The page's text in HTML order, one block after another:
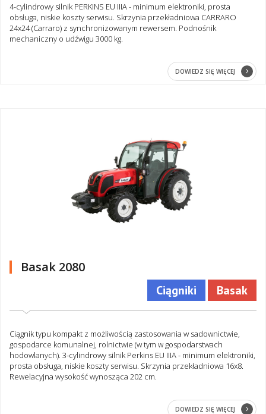
4-cylindrowy silnik PERKINS EU IIIA - minimum elektroniki, prosta
obsługa, niskie koszty serwisu. Skrzynia przekładniowa CARRARO
24x24 (Carraro) z synchronizowanym rewersem. Podnośnik
mechaniczny o udźwigu 3000 kg.
DOWIEDZ SIĘ WIĘCEJ
Basak 2080
Ciągniki Basak
Ciągnik typu kompakt z możliwością zastosowania w sadownictwie,
gospodarce komunalnej, rolnictwie (w tym w gospodarstwach
hodowlanych). 3-cylindrowy silnik Perkins EU IIIA - minimum elektroniki,
prosta obsługa, niskie koszty serwisu. Skrzynia przekładniowa 16x8.
Rewelacyjna wysokość wynosząca 202 cm.
DOWIEDZ SIĘ WIĘCEJ